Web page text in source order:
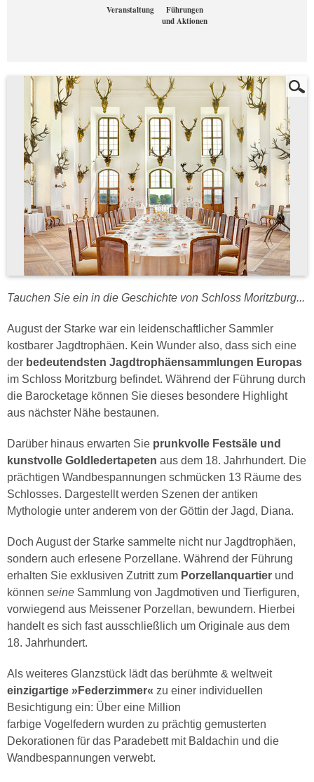
Veranstaltung
Führungen
und Aktionen
Tauchen Sie ein in die Geschichte von Schloss Moritzburg...
August der Starke war ein leidenschaftlicher Sammler
kostbarer Jagdtrophäen. Kein Wunder also, dass sich eine
der bedeutendsten Jagdtrophäensammlungen Europas
im Schloss Moritzburg befindet. Während der Führung durch
die Barocketage können Sie dieses besondere Highlight
aus nächster Nähe bestaunen.
Darüber hinaus erwarten Sie prunkvolle Festsäle und
kunstvolle Goldledertapeten aus dem 18. Jahrhundert. Die
prächtigen Wandbespannungen schmücken 13 Räume des
Schlosses. Dargestellt werden Szenen der antiken
Mythologie unter anderem von der Göttin der Jagd, Diana.
Doch August der Starke sammelte nicht nur Jagdtrophäen,
sondern auch erlesene Porzellane. Während der Führung
erhalten Sie exklusiven Zutritt zum Porzellanquartier und
können seine Sammlung von Jagdmotiven und Tierfiguren,
vorwiegend aus Meissener Porzellan, bewundern. Hierbei
handelt es sich fast ausschließlich um Originale aus dem
18. Jahrhundert.
Als weiteres Glanzstück lädt das berühmte & weltweit
einzigartige »Federzimmer« zu einer individuellen
Besichtigung ein: Über eine Million
farbige Vogelfedern wurden zu prächtig gemusterten
Dekorationen für das Paradebett mit Baldachin und die
Wandbespannungen verwebt.